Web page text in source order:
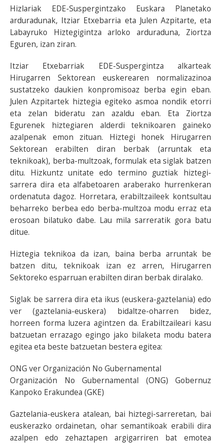
Hizlariak EDE-Suspergintzako Euskara Planetako
arduradunak, Itziar Etxebarria eta Julen Azpitarte, eta
Labayruko Hiztegigintza arloko arduraduna, Ziortza
Eguren, izan ziran.
Itziar Etxebarriak EDE-Suspergintza alkarteak
Hirugarren Sektorean euskerearen normalizazinoa
sustatzeko daukien konpromisoaz berba egin eban.
Julen Azpitartek hiztegia egiteko asmoa nondik etorri
eta zelan bideratu zan azaldu eban. Eta Ziortza
Egurenek hiztegiaren alderdi teknikoaren gaineko
azalpenak emon zituan. Hiztegi honek Hirugarren
Sektorean erabilten diran berbak (arruntak eta
teknikoak), berba-multzoak, formulak eta siglak batzen
ditu. Hizkuntz unitate edo termino guztiak hiztegi-
sarrera dira eta alfabetoaren araberako hurrenkeran
ordenatuta dagoz. Horretara, erabiltzaileek kontsultau
beharreko berbea edo berba-multzoa modu erraz eta
erosoan bilatuko dabe. Lau mila sarreratik gora batu
ditue.
Hiztegia teknikoa da izan, baina berba arruntak be
batzen ditu, teknikoak izan ez arren, Hirugarren
Sektoreko esparruan erabilten diran berbak diralako.
Siglak be sarrera dira eta ikus (euskera-gaztelania) edo
ver (gaztelania-euskera) bidaltze-oharren bidez,
horreen forma luzera agintzen da. Erabiltzaileari kasu
batzuetan errazago egingo jako bilaketa modu batera
egitea eta beste batzuetan bestera egitea:
ONG ver Organización No Gubernamental
Organización No Gubernamental (ONG) Gobernuz
Kanpoko Erakundea (GKE)
Gaztelania-euskera atalean, bai hiztegi-sarreretan, bai
euskerazko ordainetan, ohar semantikoak erabili dira
azalpen edo zehaztapen argigarriren bat emotea